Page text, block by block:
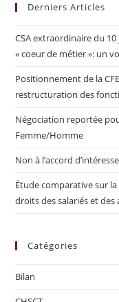
Derniers Articles
CSA extraordinaire du
« coeur de métier »: un
Positionnement de la
restructuration des
Négociation reportée
Femme/Homme
Non à l’accord
Étude comparative sur
droits des salariés et des
Catégories
Bilan